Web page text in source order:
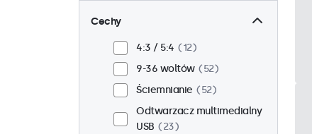
Panelowy
8
W zabudowie
43
Stojak 19 cali
34
VESA 75 x 75
32
VESA 100 x 100
Cechy
4:3 / 5:4
12
9-36 woltów
52
Ściemnianie
52
Odtwarzacz multimedialny
USB
23